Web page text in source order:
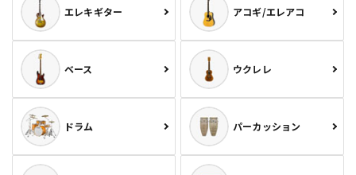
エレキギター アコギ/エレアコ
ベース ウクレレ
ドラム パーカッション